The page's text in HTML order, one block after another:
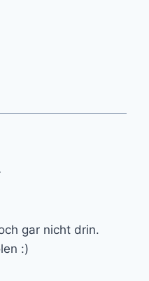
gar nicht drin.
:)